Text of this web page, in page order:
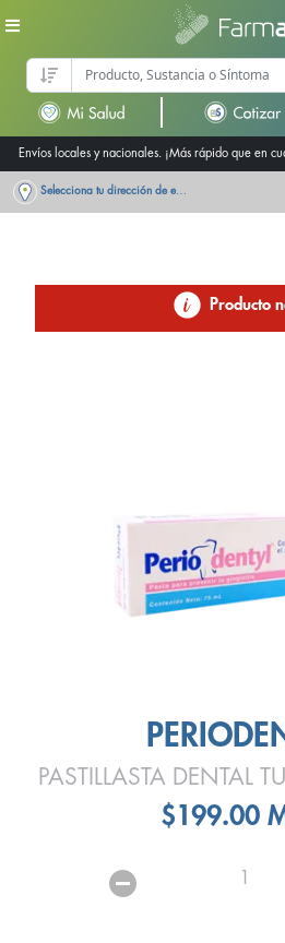
Envíos locales y nacionales. ¡Más rápido que en
Selecciona tu dirección de entrega
Producto
PASTILLASTA DENTAL
$199.00
1